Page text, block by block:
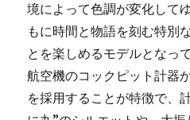
境によって色調が変化して
もに時間と物語を刻む特別
とを楽しめるモデルとなっ
航空機のコックピット計器
を採用することが特徴で、